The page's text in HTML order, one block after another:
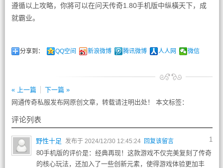
遵循以上攻略，你將可以在问天传奇1.80手机版中纵橫天下，成
就霸业。
分享到： QQ空间 新浪微博 腾讯微博 人人网 微信
« 上一篇
下一篇 »
网通传奇私服发布网原创文章，转载请注明出处！ 本文标签：
评论列表
1
野性十足 发布于 2024/12/30 12:45:24 回复该留言
80手机版的评价是：经典再现！这款游戏不仅完美复刻了传奇
的核心玩法，还加入了一些创新元素，使得游戏体验更加丰